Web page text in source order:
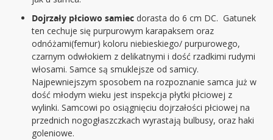
Dojrzały płciowo samiec dorasta do 6 cm DC. Gatunek
ten cechuje się purpurowym karapaksem oraz
odnóżami(femur) koloru niebieskiego/ purpurowego,
czarnym odwłokiem z delikatnymi i dość rzadkimi rudymi
włosami. Samce są smuklejsze od samicy.
Najpewniejszym sposobem na rozpoznanie samca już w
dość młodym wieku jest inspekcja płytki płciowej z
wylinki. Samcowi po osiągnięciu dojrzałości płciowej na
przednich nogogłaszczkach wyrastają bulbusy, oraz haki
goleniowe.